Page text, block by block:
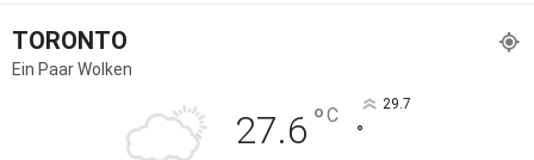
TORONTO
Ein Paar Wolken
27.6 °C 29.7
°